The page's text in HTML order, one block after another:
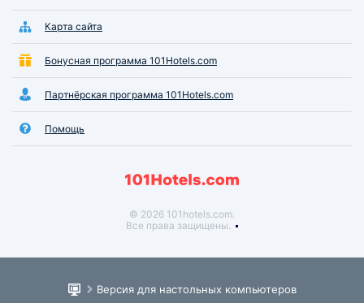
Карта сайта
Бонусная программа 101Hotels.com
Партнёрская программа 101Hotels.com
Помощь
© 2026 101hotels.com.
Все права защищены.
Версия для настольных компьютеров